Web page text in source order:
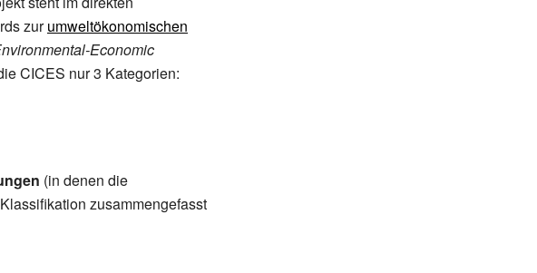
zurumweltökonomischen
Economic
CICES nur 3 Kategorien:
(in denen die
zusammengefasst